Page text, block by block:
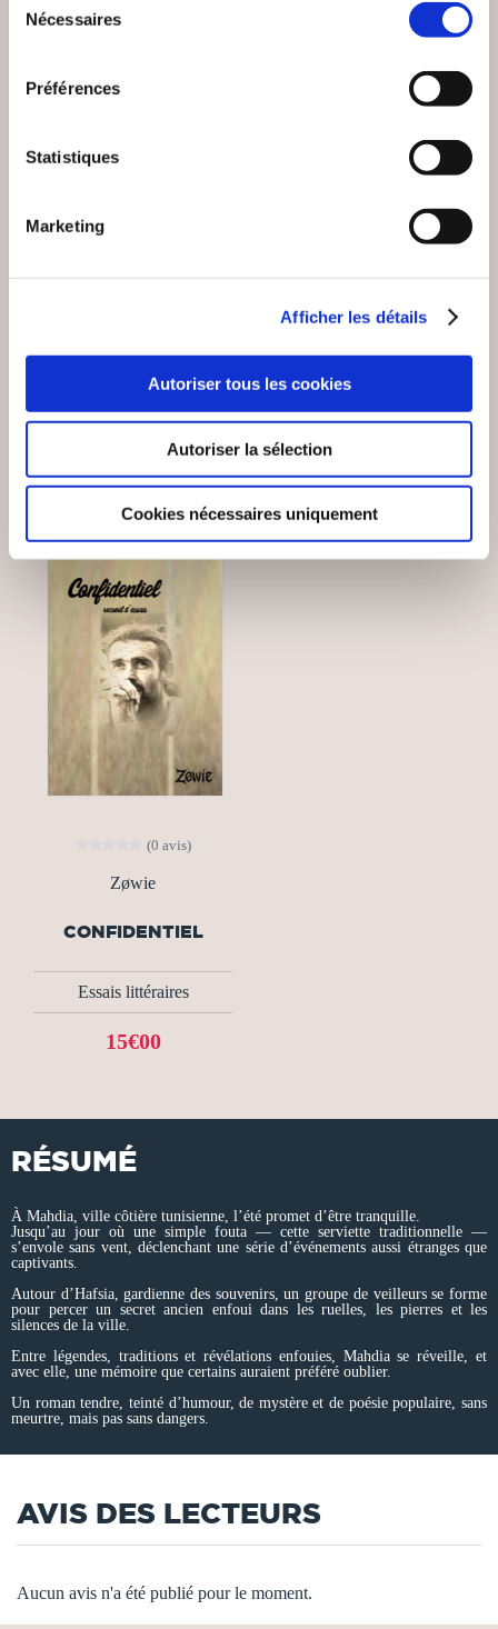
Nécessaires
Préférences
Statistiques
Marketing
Afficher les détails
Autoriser tous les cookies
Autoriser la sélection
Cookies nécessaires uniquement
PAUL MORAND, UN
(0 avis)
Zøwie
CONFIDENTIEL
Essais littéraires
15€00
RÉSUMÉ
À Mahdia, ville côtière tunisienne, l’été promet d’être tranquille.
Jusqu’au jour où une simple fouta — cette serviette traditionnelle —
s’envole sans vent, déclenchant une série d’événements aussi étranges que
captivants.
Autour d’Hafsia, gardienne des souvenirs, un groupe de veilleurs se forme
pour percer un secret ancien enfoui dans les ruelles, les pierres et les
silences de la ville.
Entre légendes, traditions et révélations enfouies, Mahdia se réveille, et
avec elle, une mémoire que certains auraient préféré oublier.
Un roman tendre, teinté d’humour, de mystère et de poésie populaire, sans
meurtre, mais pas sans dangers.
AVIS DES LECTEURS
Aucun avis n'a été publié pour le moment.